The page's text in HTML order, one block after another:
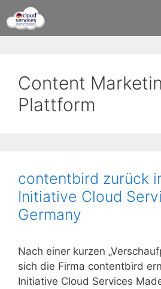
Inhalt
springen
Content
Plattform
contentbird zurück
Initiative Cloud
Germany
Nach einer kurzen
sich die Firma contentbird
Initiative Cloud Services